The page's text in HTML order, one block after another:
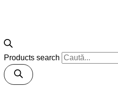
Products search